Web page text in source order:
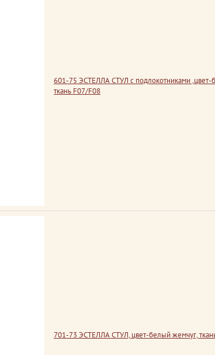
601-75 ЭСТЕЛЛА СТУЛ с подлокотниками ,цвет-
ткань F07/F08
701-73 ЭСТЕЛЛА СТУЛ, цвет-белый жемчуг,